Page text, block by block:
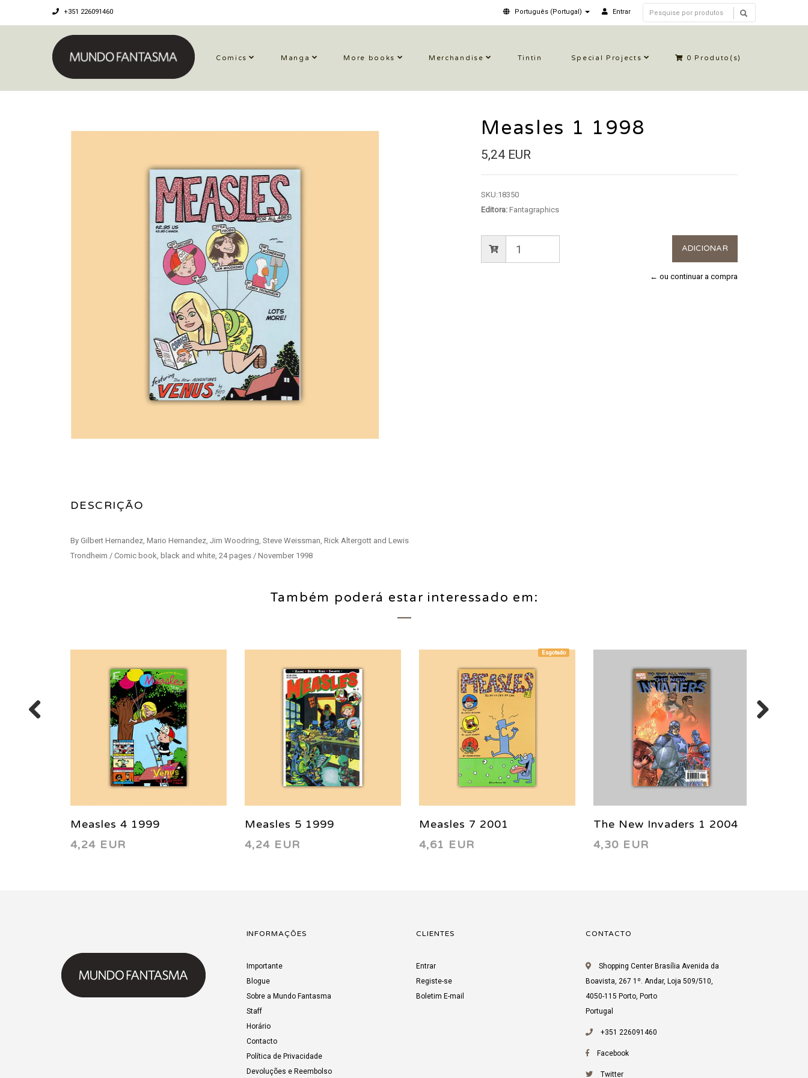
+351 226091460 Português (Portugal) Entrar
Comics Manga More books Merchandise Tintin Special Projects 0 Produto(s)
DESCRIÇÃO
By Gilbert Hernandez, Mario Hernandez, Jim Woodring, Steve Weissman, Rick Altergott and Lewis
Trondheim / Comic book, black and white, 24 pages / November 1998
Measles 1 1998
5,24 EUR
SKU:18350
Editora:Fantagraphics
← ou continuar a compra
Também poderá estar interessado em:
Measles 4 1999
4,24 EUR
Measles 5 1999
4,24 EUR
Esgotado
Measles 7 2001
4,61 EUR
The New Invaders 1 2004
4,30 EUR
INFORMAÇÕES
Importante
Blogue
Sobre a Mundo Fantasma
Staff
Horário
Contacto
Política de Privacidade
Devoluções e Reembolso
CLIENTES
Entrar
Registe-se
Boletim E-mail
CONTACTO
Shopping Center Brasília Avenida da
Boavista, 267 1º. Andar, Loja 509/510,
4050-115 Porto, Porto
Portugal
+351 226091460
Facebook
Twitter